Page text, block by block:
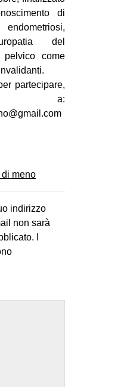
di
del
come
partecipare,
a:
meno
indirizzo
non sarà